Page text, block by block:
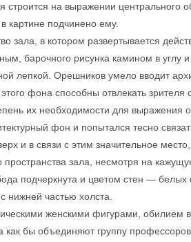
строится на выражении центрального
картине подчинено ему.
зала, в котором развертывается
барочного рисунка камином в углу
лепкой. Орешников умело вводит
фона способны отвлекать зрителя
их необходимости для
фон и попытался тесно
и в связи с этим значительное
пространства зала, несмотря на
подчеркнута и цветом стен —
нижней частью холста.
женскими фигурами, обилием
как бы объединяют группу